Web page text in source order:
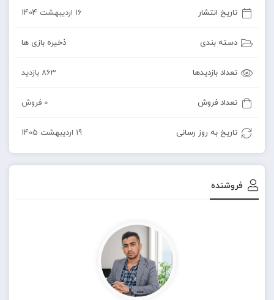
تاریخ انتشار 16 اردیبهشت 1404
دسته بندی ذخیره بازی ها
تعداد بازدیدها 863 بازدید
تعداد فروش 0 فروش
تاریخ به روز رسانی 19 اردیبهشت 1405
فروشنده